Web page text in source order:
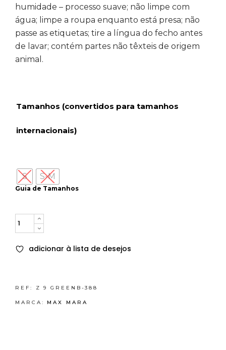
humidade – processo suave; não limpe com
água; limpe a roupa enquanto está presa; não
passe as etiquetas; tire a língua do fecho antes
de lavar; contém partes não têxteis de origem
animal.
Guia de Tamanhos
Tamanhos (convertidos para tamanhos
internacionais)
S S-M
Quantity
adicionar à lista de desejos
REF: Z 9 GREENB-388
MARCA: MAX MARA